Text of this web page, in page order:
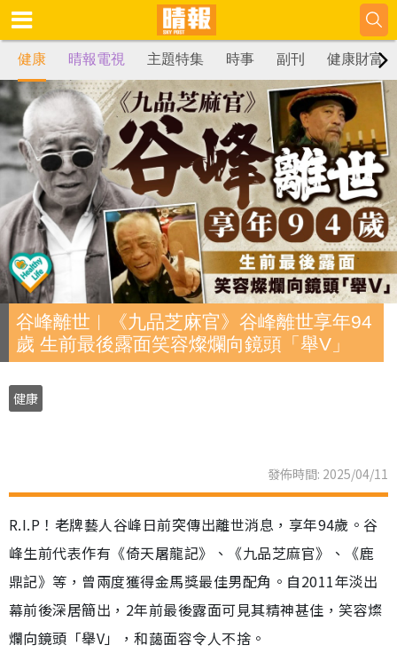
健康 晴報電視 主題特集 時事 副刊 健康財富
谷峰離世︱《九品芝麻官》谷峰離世享年94
歲 生前最後露面笑容燦爛向鏡頭「舉V」
健康
發佈時間: 2025/04/11
R.I.P！老牌藝人谷峰日前突傳出離世消息，享年94歲。谷
峰生前代表作有《倚天屠龍記》、《九品芝麻官》、《鹿
鼎記》等，曾兩度獲得金馬獎最佳男配角。自2011年淡出
幕前後深居簡出，2年前最後露面可見其精神甚佳，笑容燦
爛向鏡頭「舉V」，和藹面容令人不捨。